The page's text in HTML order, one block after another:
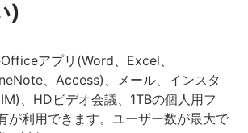
)
アプリ(Word、Excel、
、Access)、メール、インスタ
、HDビデオ会議、1TBの個人用フ
が利用できます。ユーザー数が最大で